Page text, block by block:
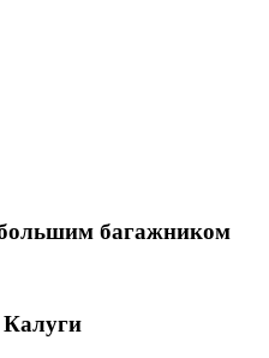
багажником
Калуги